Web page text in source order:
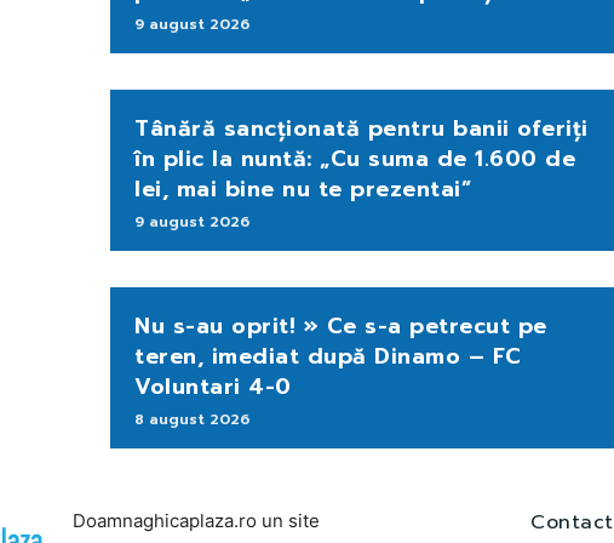
9 august 2026
Tânără sancționată pentru banii oferiți
în plic la nuntă: „Cu suma de 1.600 de
lei, mai bine nu te prezentai”
9 august 2026
Nu s-au oprit! » Ce s-a petrecut pe
teren, imediat după Dinamo – FC
Voluntari 4-0
8 august 2026
Doamnaghicaplaza.ro un site
Contact